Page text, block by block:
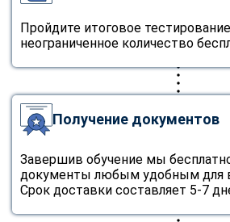
Пройдите итоговое
неограниченное количество
Получение документов
Завершив обучение мы
документы любым удобным для
Срок доставки составляет 5-7